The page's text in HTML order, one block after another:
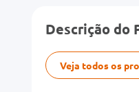
Descrição do
Veja todos os